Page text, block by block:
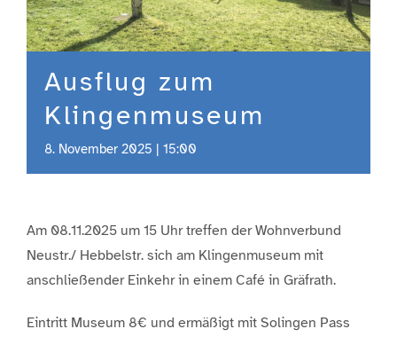
Information
KontaktAusflug zum
Klingenmuseum
8. November 2025 | 15:00
Am 08.11.2025 um 15 Uhr treffen der Wohnverbund
Neustr./ Hebbelstr. sich am Klingenmuseum mit
anschließender Einkehr in einem Café in Gräfrath.
Eintritt Museum 8€ und ermäßigt mit Solingen Pass